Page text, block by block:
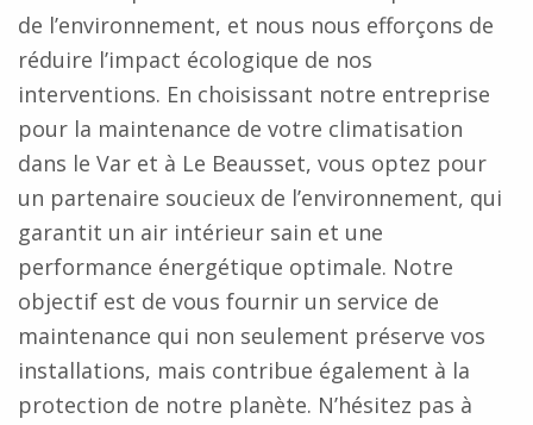
de l’environnement, et nous nous efforçons de
réduire l’impact écologique de nos
interventions. En choisissant notre entreprise
pour la maintenance de votre climatisation
dans le Var et à Le Beausset, vous optez pour
un partenaire soucieux de l’environnement, qui
garantit un air intérieur sain et une
performance énergétique optimale. Notre
objectif est de vous fournir un service de
maintenance qui non seulement préserve vos
installations, mais contribue également à la
protection de notre planète. N’hésitez pas à